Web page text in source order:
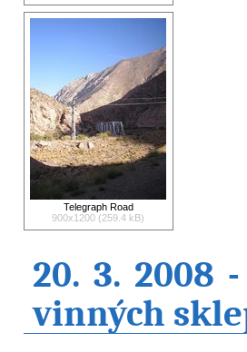
Telegraph Road
900x1200 (259.4 kB)
20. 3. 2008
vinných